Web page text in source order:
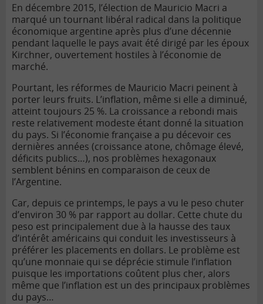
En décembre 2015, l’élection de Mauricio Macri a
marqué un tournant libéral radical dans la politique
économique argentine après plus d’une décennie
pendant laquelle le pays avait été dirigé par les époux
Kirchner, ouvertement hostiles à l’économie de
marché.
Pourtant, les réformes de Mauricio Macri peinent à
porter leurs fruits. L’inflation, même si elle a diminué,
atteint toujours 25 %. La croissance a rebondi mais
reste relativement modeste étant donné la situation
du pays. Si l’économie française a pu décevoir ces
dernières années (croissance atone, chômage élevé,
déficits publics…), nos problèmes hexagonaux
semblent bénins en comparaison de ceux de
l’Argentine.
Car, depuis ce printemps, le pays a vu le peso chuter
d’environ 30 % par rapport au dollar. Cette chute du
peso est principalement due à la hausse des taux
d’intérêt américains qui conduit les investisseurs à
préférer les placements en dollars. Le problème est
qu’une monnaie qui se déprécie stimule l’inflation
puisque les importations coûtent plus cher, alors
même que l’inflation est un des principaux problèmes
du pays…